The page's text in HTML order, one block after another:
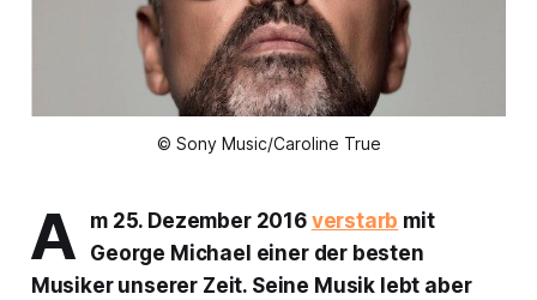
© Sony Music/Caroline True
A m 25. Dezember 2016 verstarb mit
George Michael einer der besten
Musiker unserer Zeit. Seine Musik lebt aber